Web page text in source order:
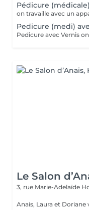
Pédicure (médicale)
Pedicure (medi)
Le Salon
3, rue Marie-Adelaïde
Anais, Laura et